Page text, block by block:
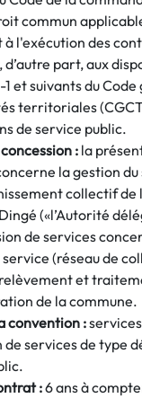
commun
l'exécution des
d’autre part, aux
1 et suivants du
territoriales
de service public.
: la
la gestion du
collectif de
(«l’Autorité
de services
service (réseau de
et
de la commune.
convention :
de services de type
:6 ans à